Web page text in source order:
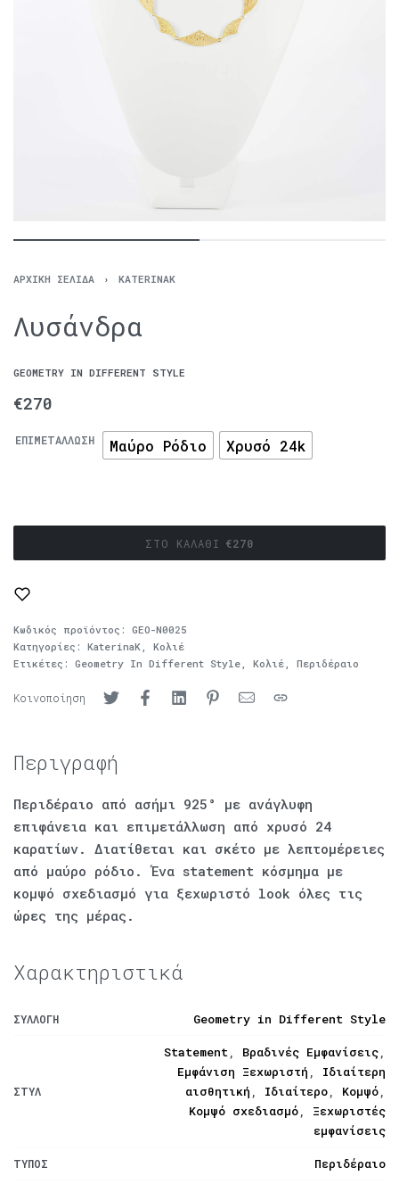
ΑΡΧΙΚΉ ΣΕΛΊΔΑ › KATERINAK
Λυσάνδρα
GEOMETRY IN DIFFERENT STYLE
€270
ΕΠΙΜΕΤΆΛΛΩΣΗ Μαύρο Ρόδιο Χρυσό 24k
€270
ΣΤΟ ΚΑΛΆΘΙ
Κωδικός προϊόντος: GEO-N0025
Κατηγορίες: KaterinaK, Κολιέ
Ετικέτες: Geometry In Different Style, Κολιέ, Περιδέραιο
Κοινοποίηση
Περιγραφή
Περιδέραιο από ασήμι 925° με ανάγλυφη
επιφάνεια και επιμετάλλωση από χρυσό 24
καρατίων. Διατίθεται και σκέτο με λεπτομέρειες
από μαύρο ρόδιο. Ένα statement κόσμημα με
κομψό σχεδιασμό για ξεχωριστό look όλες τις
ώρες της μέρας.
Χαρακτηριστικά
ΣΥΛΛΟΓΉ Geometry in Different Style
ΣΤΥΛ
Statement, Βραδινές Εμφανίσεις,
Εμφάνιση Ξεχωριστή , Ιδιαίτερη
αισθητική , Ιδιαίτερο, Κομψό,
Κομψό σχεδιασμό, Ξεχωριστές
εμφανίσεις
ΤΎΠΟΣ Περιδέραιο